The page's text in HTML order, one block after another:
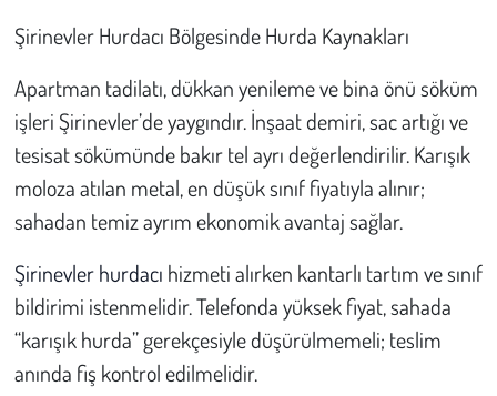
Şirinevler Hurdacı Bölgesinde Hurda Kaynakları
Apartman tadilatı, dükkan yenileme ve bina önü söküm
işleri Şirinevler’de yaygındır. İnşaat demiri, sac artığı ve
tesisat sökümünde bakır tel ayrı değerlendirilir. Karışık
moloza atılan metal, en düşük sınıf fiyatıyla alınır;
sahadan temiz ayrım ekonomik avantaj sağlar.
Şirinevler hurdacı hizmeti alırken kantarlı tartım ve sınıf
bildirimi istenmelidir. Telefonda yüksek fiyat, sahada
“karışık hurda” gerekçesiyle düşürülmemeli; teslim
anında fiş kontrol edilmelidir.
Vefat İlanları
Tarih
Hukuk
Tarım
Son Dakika
Kent
Eğlence